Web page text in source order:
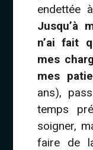
endettée
Jusqu’à
n’ai fait
mes
mes
ans),
temps
soigner,
faire de